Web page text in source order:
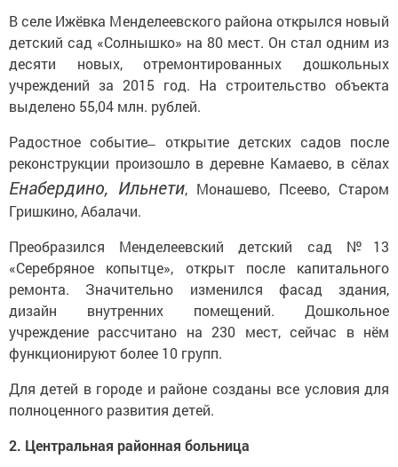
В селе Ижёвка Менделеевского района открылся новый
детский сад «Солнышко» на 80 мест. Он стал одним из
десяти новых, отремонтированных дошкольных
учреждений за 2015 год. На строительство объекта
выделено 55,04 млн. рублей.
Радостное событие ̶ открытие детских садов после
реконструкции произошло в деревне Камаево, в сёлах
Енабердино, Ильнети, Монашево, Псеево, Старом
Гришкино, Абалачи.
Преобразился Менделеевский детский сад №13
«Серебряное копытце», открыт после капитального
ремонта. Значительно изменился фасад здания,
дизайн внутренних помещений. Дошкольное
учреждение рассчитано на 230 мест, сейчас в нём
функционируют более 10 групп.
Для детей в городе и районе созданы все условия для
полноценного развития детей.
2. Центральная районная больница